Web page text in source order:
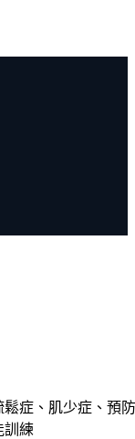
症、肌少症、預
訓練